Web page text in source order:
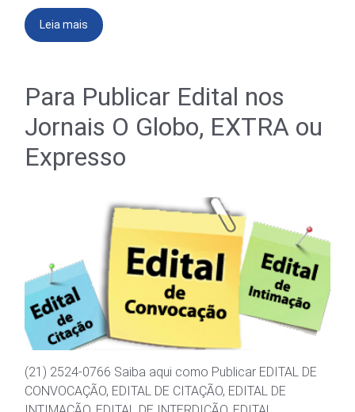
Leia mais
Para Publicar Edital nos
Jornais O Globo, EXTRA ou
Expresso
(21) 2524-0766 Saiba aqui como Publicar EDITAL DE
CONVOCAÇÃO, EDITAL DE CITAÇÃO, EDITAL DE